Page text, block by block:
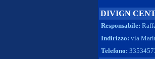
DIVIGN
Responsabile:
Indirizzo: via
Telefono: